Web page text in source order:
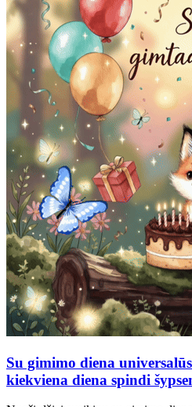
Su gimimo diena
kiekviena diena spindi